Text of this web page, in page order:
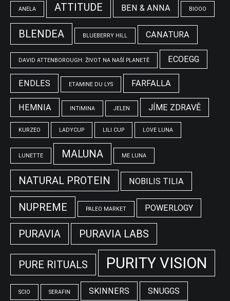
ANELA ATTITUDE BEN & ANNA BIOOO
BLENDEA BLUEBERRY HILL CANATURA
DAVID ATTENBOROUGH: ŽIVOT NA NAŠÍ PLANETĚ ECOEGG
ENDLES ETAMINE DU LYS FARFALLA
HEMNIA INTIMINA JELEN JÍME ZDRAVĚ
KURZEO LADYCUP LILI CUP LOVE LUNA
LUNETTE MALUNA ME LUNA
NATURAL PROTEIN NOBILIS TILIA
NUPREME PALEO MARKET POWERLOGY
PURAVIA PURAVIA LABS
PURE RITUALS PURITY VISION
SCIO SERAFIN SKINNERS SNUGGS